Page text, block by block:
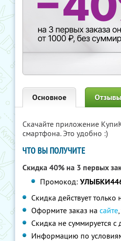
Основное Отзывы
Скачайте приложение
смартфона. Это удобно :)
ЧТО ВЫ ПОЛУЧИТЕ
Скидка 40% на 3 первых
Промокод:
Скидка действует
Оформите заказ на сайте
Скидка не суммируется
Информацию по